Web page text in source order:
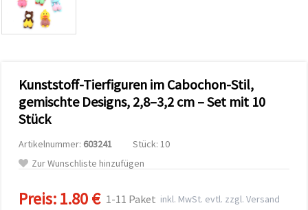
analysieren
sowie
relevantere
Unterstützung
Partner für
Analyse
Marketing.
ablehnen
Kunststoff-Tierfiguren im Cabochon-Stil,
gemischte Designs, 2,8–3,2 cm – Set mit 10
Stück
Artikelnummer: 603241
Stück: 10
Zur Wunschliste hinzufügen
Preis:1.80 € 1-11 Paket inkl. MwSt. evtl. zzgl. Versand